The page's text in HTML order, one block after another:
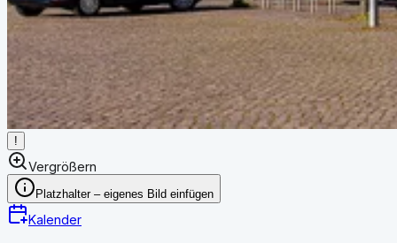
!
Vergrößern
Platzhalter – eigenes Bild einfügen
Kalender